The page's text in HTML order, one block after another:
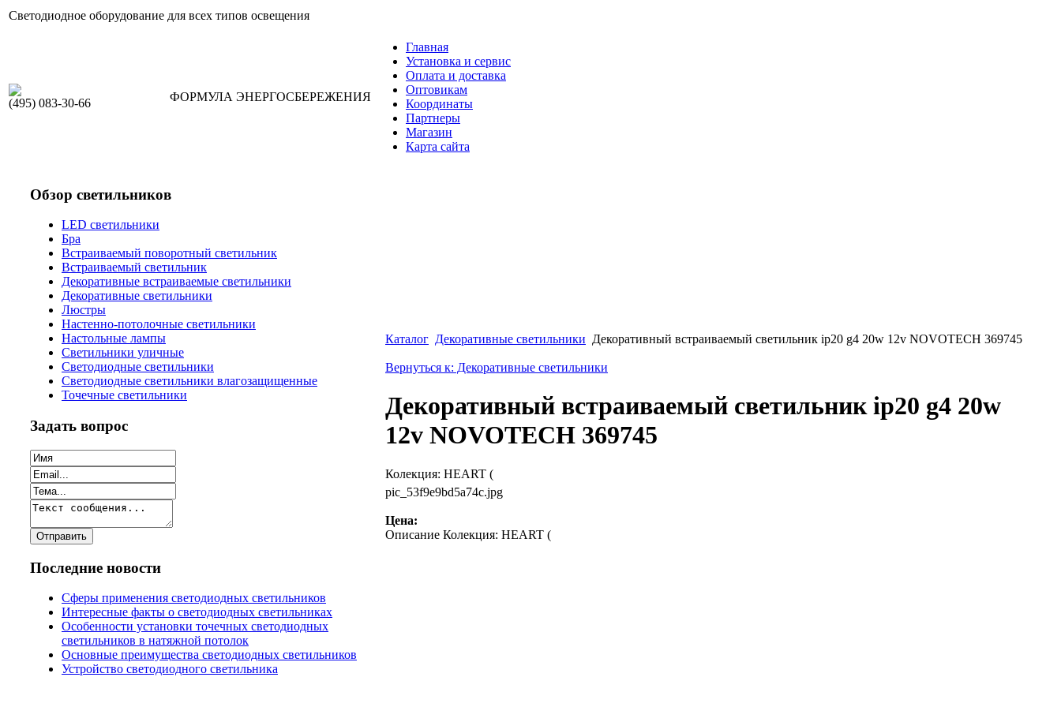
Светодиодное оборудование для всех типов освещения
(495) 083-30-66 ФОРМУЛА ЭНЕРГОСБЕРЕЖЕНИЯ
Главная
Установка и сервис
Оплата и доставка
Оптовикам
Координаты
Партнеры
Магазин
Карта сайта
Обзор светильников
LED светильники
Бра
Встраиваемый поворотный светильник
Встраиваемый светильник
Декоративные встраиваемые светильники
Декоративные светильники
Люстры
Настенно-потолочные светильники
Настольные лампы
Светильники уличные
Светодиодные светильники
Светодиодные светильники влагозащищенные
Точечные светильники
Задать вопрос
Последние новости
Сферы применения светодиодных светильников
Интересные факты о светодиодных светильниках
Особенности установки точечных светодиодных
светильников в натяжной потолок
Основные преимущества светодиодных светильников
Устройство светодиодного светильника
Каталог Декоративные светильники Декоративный встраиваемый светильник ip20 g4 20w 12v NOVOTECH 369745
Вернуться к: Декоративные светильники
Декоративный встраиваемый светильник ip20 g4 20w
12v NOVOTECH 369745
Колекция: HEART (
pic_53f9e9bd5a74c.jpg
Цена:
Описание Колекция: HEART (